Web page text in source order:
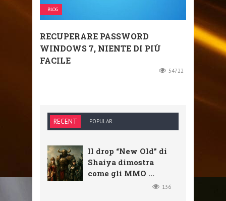
BLOG
RECUPERARE PASSWORD
WINDOWS 7, NIENTE DI PIÙ
FACILE
54722
RECENT POPULAR
Il drop “New Old” di
Shaiya dimostra
come gli MMO ...
136